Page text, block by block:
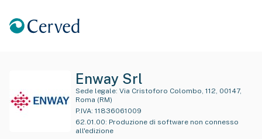
Enway Srl
Sede legale:
Roma (RM)
P.IVA: 11836061009
62.01.00: Produzione di software non connesso
all'edizione